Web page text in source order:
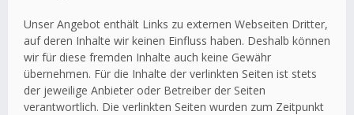
Unser Angebot enthält Links zu externen Webseiten Dritter,
auf deren Inhalte wir keinen Einfluss haben. Deshalb können
wir für diese fremden Inhalte auch keine Gewähr
übernehmen. Für die Inhalte der verlinkten Seiten ist stets
der jeweilige Anbieter oder Betreiber der Seiten
verantwortlich. Die verlinkten Seiten wurden zum Zeitpunkt